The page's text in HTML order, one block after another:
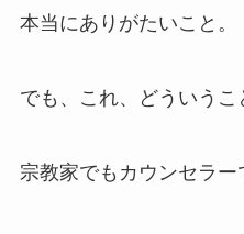
本当にありがたいこと。
でも、これ、どういうこ
宗教家でもカウンセラー